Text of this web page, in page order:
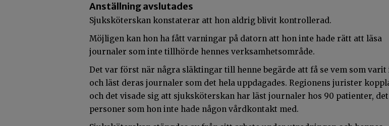
Anställning avslutades
Sjuksköterskan konstaterar att hon aldrig blivit kontrollerad.
Möjligen kan hon ha fått varningar på datorn att hon inte hade rätt att läsa
journaler som inte tillhörde hennes verksamhetsområde.
Det var först när några släktingar till henne begärde att få se vem som varit
och läst deras journaler som det hela uppdagades. Regionens jurister
och det visade sig att sjuksköterskan har läst journaler hos 90 patienter,
personer som hon inte hade någon vårdkontakt med.